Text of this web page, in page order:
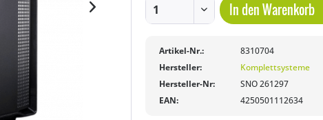
In denWarenkorb
Artikel-Nr.:
8310704
Hersteller:
Komplettsysteme
Hersteller-Nr:
SNO 261297
EAN:
4250501112634